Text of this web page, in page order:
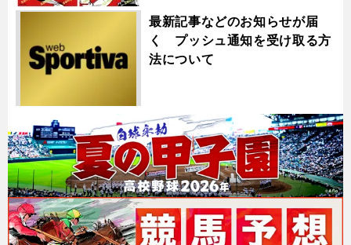
最新記事などのお知らせが届
く プッシュ通知を受け取る方
法について